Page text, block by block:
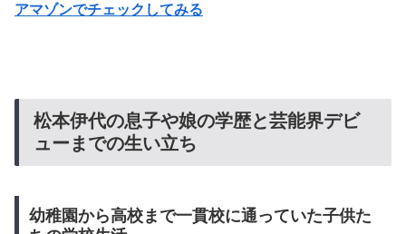
アマゾンでチェックしてみる
松本伊代の息子や娘の学歴と芸能界デビ
ューまでの生い立ち
幼稚園から高校まで一貫校に通っていた子供た